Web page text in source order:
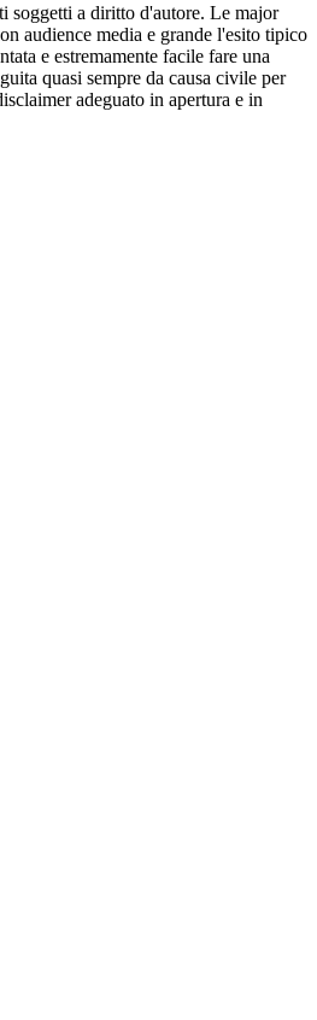
soggetti a diritto d'autore. Le major
audience media e grande l'esito tipico
e estremamente facile fare una
quasi sempre da causa civile per
adeguato in apertura e in